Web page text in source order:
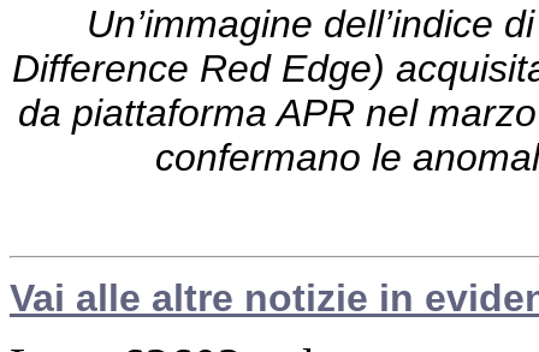
Un’immagine dell’indice
Difference Red Edge)
da piattaforma APR nel
confermano le
Vai alle altre notizie in